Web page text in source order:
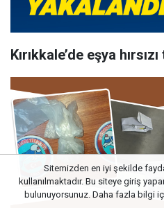
Kırıkkale’de eşya
Sitemizden en iyi şekilde
kullanılmaktadır. Bu siteye giriş
bulunuyorsunuz. Daha fazla bilgi